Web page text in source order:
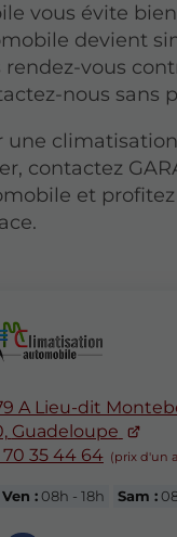
vous évite
devient
rendez-vous
nous sans
une
contactez
et
A Lieu-dit
Guadeloupe
35 44 64
:08h - 18h Sam :